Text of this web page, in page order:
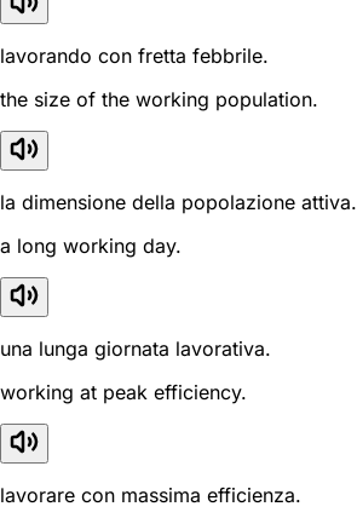
lavorando con fretta febbrile.
the size of the working population.
la dimensione della popolazione attiva.
a long working day.
una lunga giornata lavorativa.
working at peak efficiency.
lavorare con massima efficienza.